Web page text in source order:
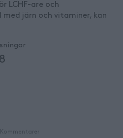
LCHF-are och
med järn och vitaminer, kan
Kommentarer